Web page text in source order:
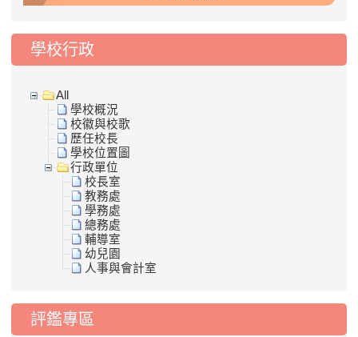
學校行政
All
學校概況
校徽與校歌
歷任校長
學校位置圖
行政單位
校長室
教務處
學務處
總務處
輔導室
幼兒園
人事與會計室
評鑑專區